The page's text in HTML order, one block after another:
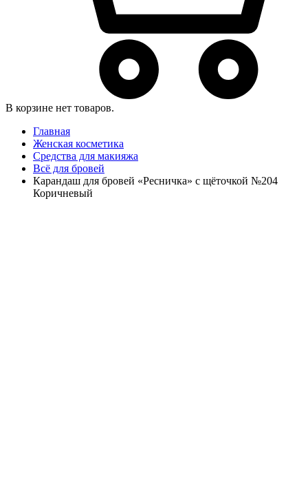
В корзине нет товаров.
Главная
Женская косметика
Средства для макияжа
Всё для бровей
Карандаш для бровей «Ресничка» с щёточкой №204
Коричневый